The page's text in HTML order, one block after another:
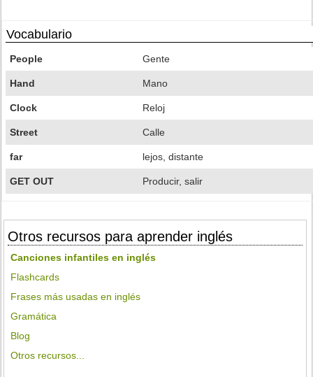
Vocabulario
People Gente
Hand Mano
Clock Reloj
Street Calle
far lejos, distante
GET OUT Producir, salir
Otros recursos para aprender inglés
Canciones infantiles en inglés
Flashcards
Frases más usadas en inglés
Gramática
Blog
Otros recursos...